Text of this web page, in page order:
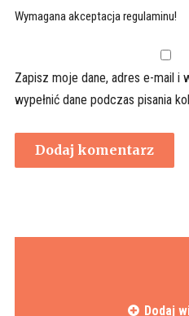
Wymagana akceptacja regulaminu!
Zapisz moje dane, adres e-mail i
wypełnić dane podczas pisania
Dodaj